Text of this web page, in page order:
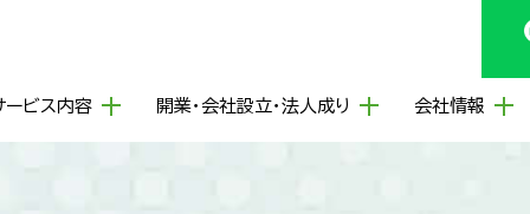
ービス内容 開業・会社設立・法人成り 会社情報